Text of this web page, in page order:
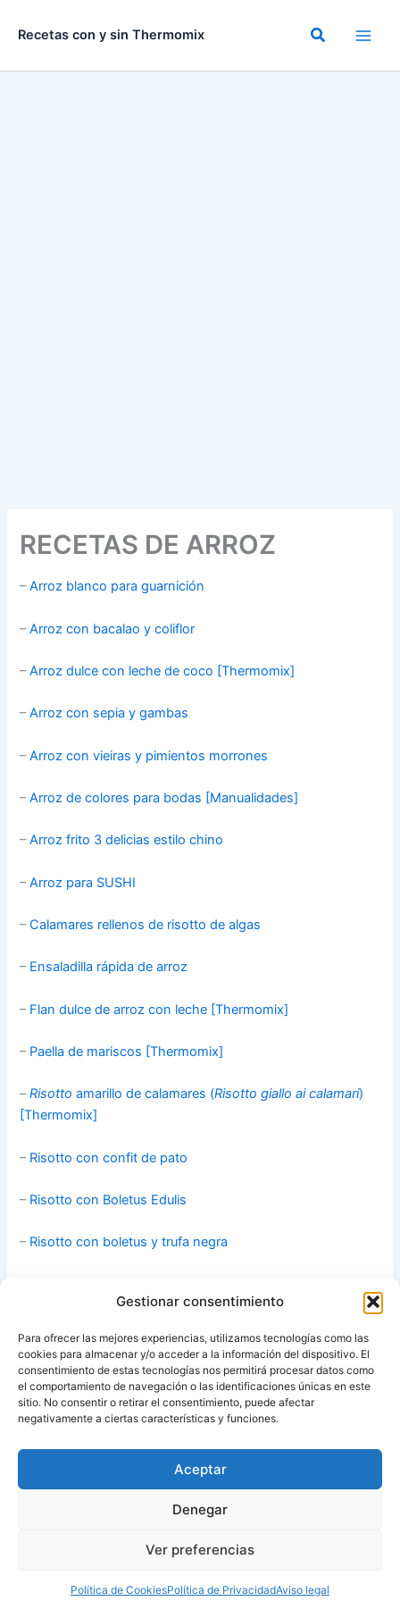
Gestionar consentimiento
Para ofrecer las mejores experiencias, utilizamos tecnologías como las
cookies para almacenar y/o acceder a la información del dispositivo. El
consentimiento de estas tecnologías nos permitirá procesar datos como
el comportamiento de navegación o las identificaciones únicas en este
sitio. No consentir o retirar el consentimiento, puede afectar
negativamente a ciertas características y funciones.
Aceptar
Denegar
Ver preferencias
Política de CookiesPolítica de PrivacidadAviso legal
Recetas con y sin Thermomix Buscar
RECETAS DE ARROZ
–Arroz blanco para guarnición
–Arroz con bacalao y coliflor
–Arroz dulce con leche de coco [Thermomix]
–Arroz con sepia y gambas
–Arroz con vieiras y pimientos morrones
–Arroz de colores para bodas [Manualidades]
–Arroz frito 3 delicias estilo chino
–Arroz para SUSHI
–Calamares rellenos de risotto de algas
– Ensaladilla rápida de arroz
– Flan dulce de arroz con leche [Thermomix]
– Paella de mariscos [Thermomix]
–Risotto amarillo de calamares (Risotto giallo ai calamari)
[Thermomix]
– Risotto con confit de pato
– Risotto con Boletus Edulis
– Risotto con boletus y trufa negra
–Torta de arroz a la turca [Thermomix]
Fuente:María’s Recipe Book
ANTERIOR SIGUIENTE